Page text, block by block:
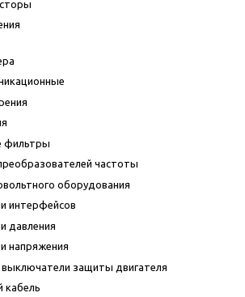
фильтры
частоты
оборудования
интерфейсов
давления
напряжения
защиты двигателя
кабель